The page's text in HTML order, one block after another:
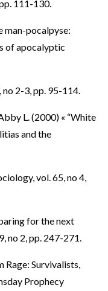
111-130.
man-pocalpyse:
of apocalyptic
2-3, pp. 95-114.
L. (2000) « “White
and the
vol. 65, no 4,
for the next
no 2, pp. 247-271.
Survivalists,
Prophecy